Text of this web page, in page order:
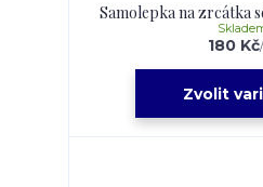
Samolepka na zrcátka
180 Kč/
Zvolit